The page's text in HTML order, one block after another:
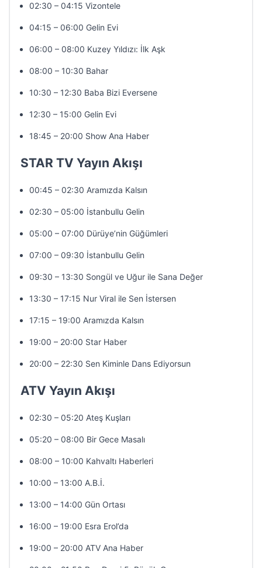
02:30 – 04:15 Vizontele
04:15 – 06:00 Gelin Evi
06:00 – 08:00 Kuzey Yıldızı: İlk Aşk
08:00 – 10:30 Bahar
10:30 – 12:30 Baba Bizi Eversene
12:30 – 15:00 Gelin Evi
18:45 – 20:00 Show Ana Haber
STAR TV Yayın Akışı
00:45 – 02:30 Aramızda Kalsın
02:30 – 05:00 İstanbullu Gelin
05:00 – 07:00 Dürüye’nin Güğümleri
07:00 – 09:30 İstanbullu Gelin
09:30 – 13:30 Songül ve Uğur ile Sana Değer
13:30 – 17:15 Nur Viral ile Sen İstersen
17:15 – 19:00 Aramızda Kalsın
19:00 – 20:00 Star Haber
20:00 – 22:30 Sen Kiminle Dans Ediyorsun
ATV Yayın Akışı
02:30 – 05:20 Ateş Kuşları
05:20 – 08:00 Bir Gece Masalı
08:00 – 10:00 Kahvaltı Haberleri
10:00 – 13:00 A.B.İ.
13:00 – 14:00 Gün Ortası
16:00 – 19:00 Esra Erol’da
19:00 – 20:00 ATV Ana Haber